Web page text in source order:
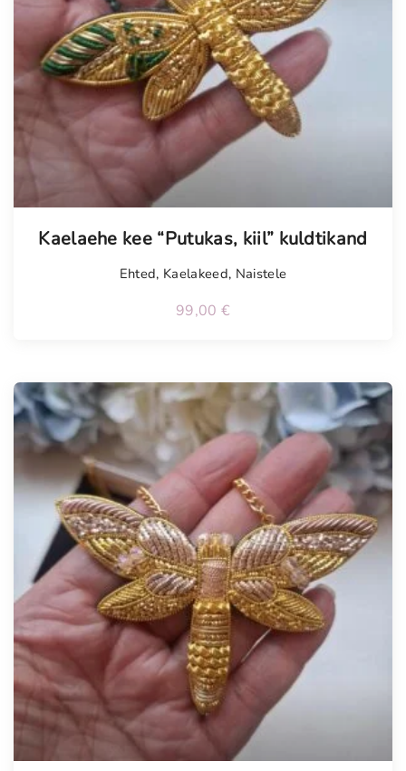
Kaelaehe kee “Putukas, kiil” kuldtikand
Ehted, Kaelakeed, Naistele
99,00 €